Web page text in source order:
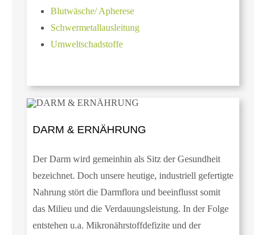
Blutwäsche/ Apherese
Schwermetallausleitung
Umweltschadstoffe
DARM & ERNÄHRUNG
Der Darm wird gemeinhin als Sitz der Gesundheit
bezeichnet. Doch unsere heutige, industriell gefertigte
Nahrung stört die Darmflora und beeinflusst somit
das Milieu und die Verdauungsleistung. In der Folge
entstehen u.a. Mikronährstoffdefizite und der